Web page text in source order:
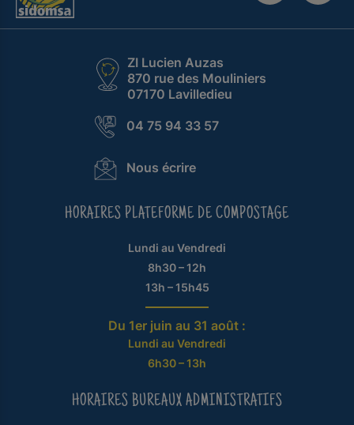
ZI Lucien Auzas
870 rue des Mouliniers
07170 Lavilledieu
04 75 94 33 57
Nous écrire
HORAIRES PLATEFORME DE COMPOSTAGE
Lundi au Vendredi
8h30 – 12h
13h – 15h45
Du 1er juin au 31 août :
Lundi au Vendredi
6h30 – 13h
HORAIRES BUREAUX ADMINISTRATIFS